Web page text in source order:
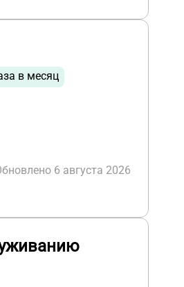
в месяц
6 августа 2026